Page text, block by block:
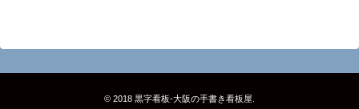
© 2018 黒字看板‐大阪の手書き看板屋